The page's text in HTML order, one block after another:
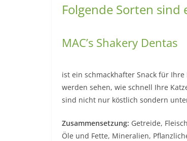
Folgende Sorten sind
MAC’s Shakery Dentas
ist ein schmackhafter Snack für
werden sehen, wie schnell Ihre
sind nicht nur köstlich sondern
Zusammensetzung: Getreide,
Öle und Fette, Mineralien,